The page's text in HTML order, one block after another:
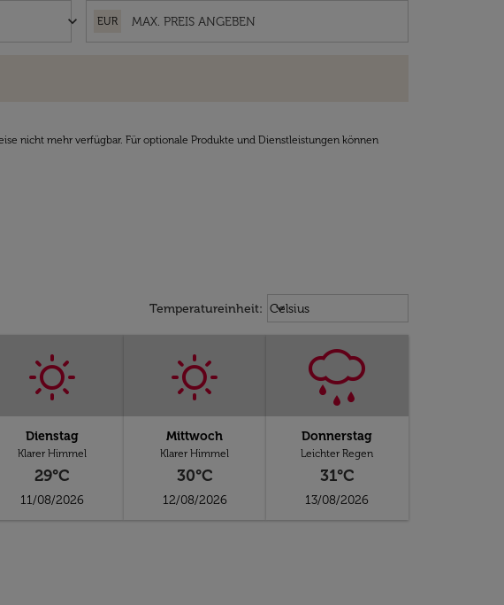
keyboard_arrow_down EUR
nicht mehr verfügbar. Für optionale Produkte und Dienstleistungen können
Temperatureinheit: Weather unit option Celsius
Celsius
keyboard_arrow_down
Dienstag
Klarer Himmel
29°C
11/08/2026
Mittwoch
Klarer Himmel
30°C
12/08/2026
Donnerstag
Leichter Regen
31°C
13/08/2026